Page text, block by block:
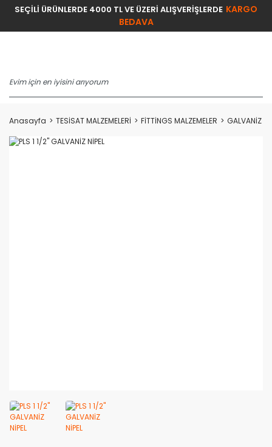
SEÇİLİ ÜRÜNLERDE 4000 TL VE ÜZERİ ALIŞVERİŞLERDE KARGO
BEDAVA
Anasayfa TESİSAT MALZEMELERİ FİTTİNGS MALZEMELER GALVANİZ